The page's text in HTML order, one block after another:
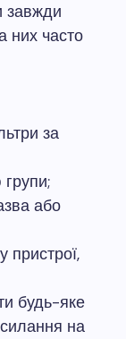
завжди
них часто
за
або
пристрої,
будь-яке
на